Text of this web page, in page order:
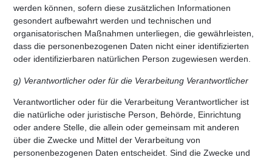
werden können, sofern diese zusätzlichen Informationen
gesondert aufbewahrt werden und technischen und
organisatorischen Maßnahmen unterliegen, die gewährleisten,
dass die personenbezogenen Daten nicht einer identifizierten
oder identifizierbaren natürlichen Person zugewiesen werden.
g) Verantwortlicher oder für die Verarbeitung Verantwortlicher
Verantwortlicher oder für die Verarbeitung Verantwortlicher ist
die natürliche oder juristische Person, Behörde, Einrichtung
oder andere Stelle, die allein oder gemeinsam mit anderen
über die Zwecke und Mittel der Verarbeitung von
personenbezogenen Daten entscheidet. Sind die Zwecke und